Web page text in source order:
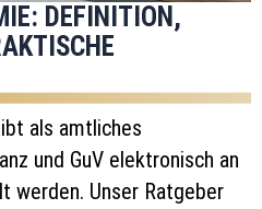
DEFINITION,
als amtliches
und GuV elektronisch an
werden. Unser Ratgeber